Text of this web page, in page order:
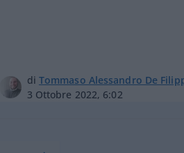
di Tommaso Alessandro De
3 Ottobre 2022, 6:02